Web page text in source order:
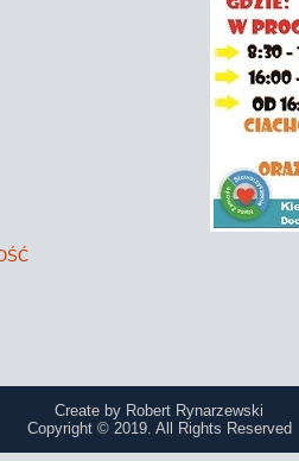
Create by Robert Rynarzewski
Copyright © 2019. All Rights Reserved